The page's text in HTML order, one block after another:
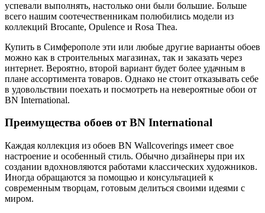
успевали выполнять, настолько они были большие. Больше
всего нашим соотечественникам полюбились модели из
коллекций Brocante, Opulence и Rosa Thea.
Купить в Симферополе эти или любые другие варианты обоев
можно как в строительных магазинах, так и заказать через
интернет. Вероятно, второй вариант будет более удачным в
плане ассортимента товаров. Однако не стоит отказывать себе
в удовольствии поехать и посмотреть на невероятные обои от
BN International.
Преимущества обоев от BN International
Каждая коллекция из обоев BN Wallcoverings имеет свое
настроение и особенный стиль. Обычно дизайнеры при их
создании вдохновляются работами классических художников.
Иногда обращаются за помощью и консультацией к
современным творцам, готовым делиться своими идеями с
миром.